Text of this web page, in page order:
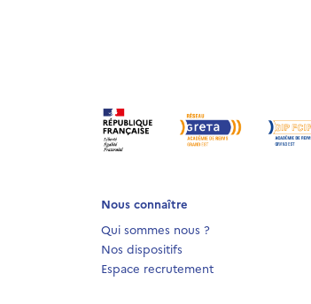
Nous connaître
Qui sommes nous ?
Nos dispositifs
Espace recrutement